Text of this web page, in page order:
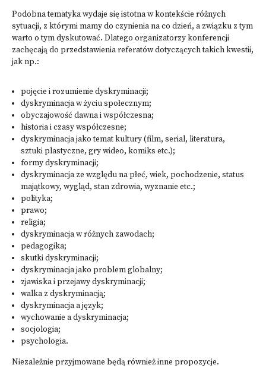
Podobna tematyka wydaje się istotna w kontekście różnych
sytuacji, z którymi mamy do czynienia na co dzień, a związku z tym
warto o tym dyskutować. Dlatego organizatorzy konferencji
zachęcają do przedstawienia referatów dotyczących takich kwestii,
jak np.:
pojęcie i rozumienie dyskryminacji;
dyskryminacja w życiu społecznym;
obyczajowość dawna i współczesna;
historia i czasy współczesne;
dyskryminacja jako temat kultury (film, serial, literatura,
sztuki plastyczne, gry wideo, komiks etc.);
formy dyskryminacji;
dyskryminacja ze względu na płeć, wiek, pochodzenie, status
majątkowy, wygląd, stan zdrowia, wyznanie etc.;
polityka;
prawo;
religia;
dyskryminacja w różnych zawodach;
pedagogika;
skutki dyskryminacji;
dyskryminacja jako problem globalny;
zjawiska i przejawy dyskryminacji;
walka z dyskryminacją;
dyskryminacja a język;
wychowanie a dyskryminacja;
socjologia;
psychologia.
Niezależnie przyjmowane będą również inne propozycje.